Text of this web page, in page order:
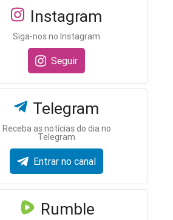
Instagram
Siga-nos no Instagram
Seguir
Telegram
Receba as notícias do dia no
Telegram
Entrar no canal
Rumble